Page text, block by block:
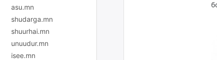
asu.mn
shudarga.mn
shuurhai.mn
unuudur.mn
isee.mn